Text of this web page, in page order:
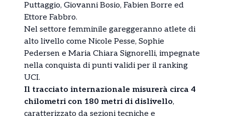
Puttaggio, Giovanni Bosio, Fabien Borre ed
Ettore Fabbro.
Nel settore femminile gareggeranno atlete di
alto livello come Nicole Pesse, Sophie
Pedersen e Maria Chiara Signorelli, impegnate
nella conquista di punti validi per il ranking
UCI.
Il tracciato internazionale misurerà circa 4
chilometri con 180 metri di dislivello,
caratterizzato da sezioni tecniche e